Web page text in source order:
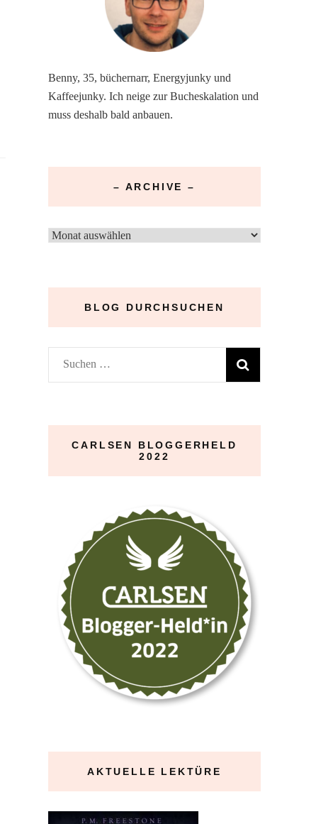
Benny, 35, büchernarr, Energyjunky und
Kaffeejunky. Ich neige zur Bucheskalation und
muss deshalb bald anbauen.
– ARCHIVE –
–
BLOG DURCHSUCHEN
Suchen
nach:
CARLSEN BLOGGERHELD
2022
AKTUELLE LEKTÜRE